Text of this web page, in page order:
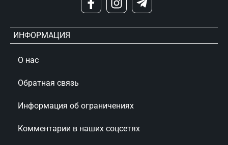
ИНФОРМАЦИЯ
О нас
Обратная связь
Информация об ограничениях
Комментарии в наших соцсетях